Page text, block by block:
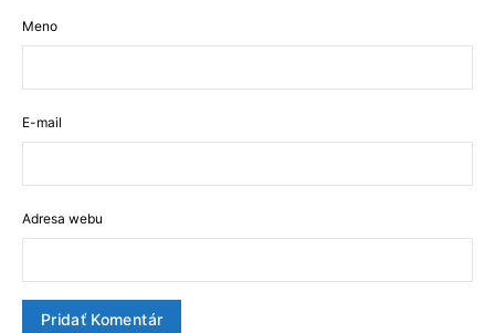
Meno
E-mail
Adresa webu